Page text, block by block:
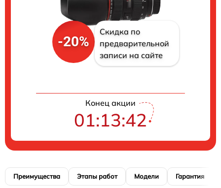
-20%
Скидка по
предварительной
записи на сайте
Конец акции
01:13:41
Преимущества Этапы работ Модели Гарантия